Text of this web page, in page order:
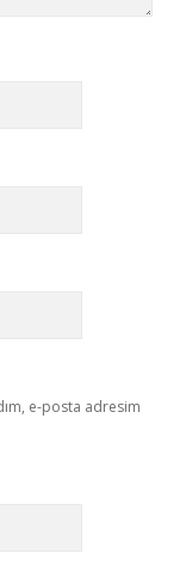
e-posta adresim